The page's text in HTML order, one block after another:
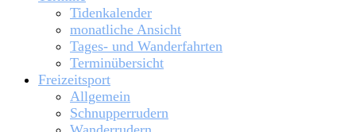
Tidenkalender
monatliche Ansicht
Tages- und Wanderfahrten
Terminübersicht
Freizeitsport
Allgemein
Schnupperrudern